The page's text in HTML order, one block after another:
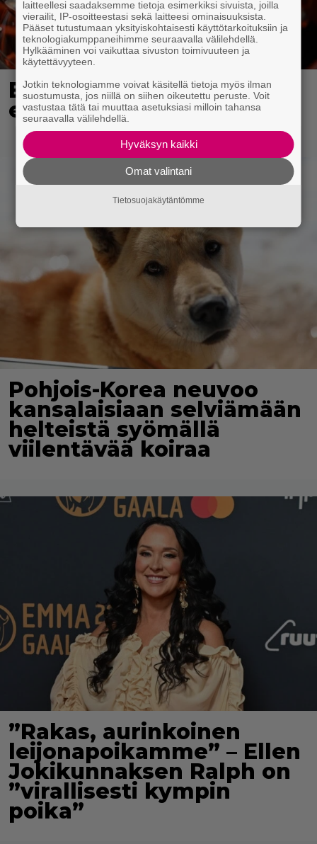
Eurojackpotista 80 000
euroa Suomeen – tänne
Pohjois-Korea neuvoo
kansalaisiaan selviämään
helteistä syömällä
viilentävää koiraa
”Rakas, aurinkoinen
leijonapoikamme” – Ellen
Jokikunnaksen Ralph on
”virallisesti kympin
poika”
laitteellesi saadaksemme tietoja esimerkiksi sivuista, joilla
vierailit, IP-osoitteestasi sekä laitteesi ominaisuuksista.
Pääset tutustumaan yksityiskohtaisesti käyttötarkoituksiin ja
teknologiakumppaneihimme seuraavalla välilehdellä.
Hylkääminen voi vaikuttaa sivuston toimivuuteen ja
käytettävyyteen.
Jotkin teknologiamme voivat käsitellä tietoja myös ilman
suostumusta, jos niillä on siihen oikeutettu peruste. Voit
vastustaa tätä tai muuttaa asetuksiasi milloin tahansa
seuraavalla välilehdellä.
Hyväksyn kaikki
Omat valintani
Tietosuojakäytäntömme